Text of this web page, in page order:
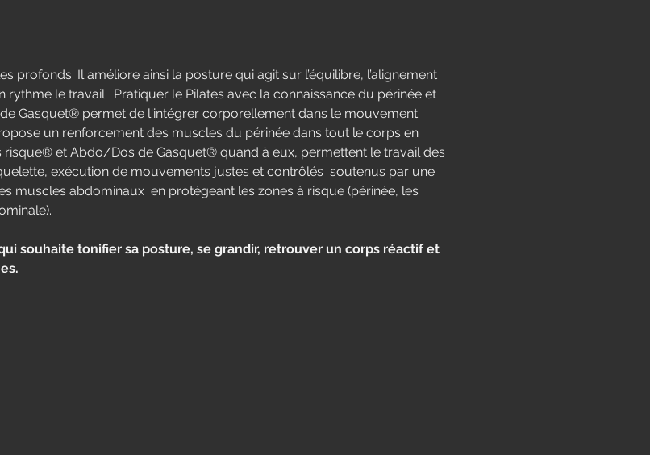
profonds. Il améliore ainsi la posture qui agit sur l’équilibre, l’alignement
rythme le travail.  Pratiquer le Pilates avec la connaissance du périnée et
Gasquet® permet de l'intégrer corporellement dans le mouvement.
un renforcement des muscles du périnée dans tout le corps en
risque® et Abdo/Dos de Gasquet® quand à eux, permettent le travail des
exécution de mouvements justes et contrôlés  soutenus par une
muscles abdominaux  en protégeant les zones à risque (périnée, les
souhaite tonifier sa posture, se grandir, retrouver un corps réactif et